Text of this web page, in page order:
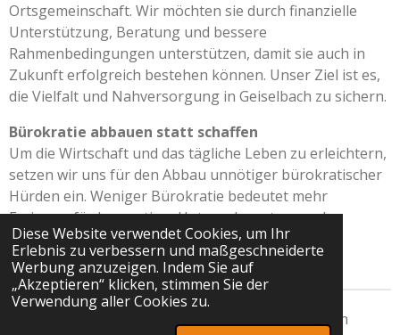
Diese Website verwendet Cookies, um Ihr
Erlebnis zu verbessern und maßgeschneiderte
Werbung anzuzeigen. Indem Sie auf
„Akzeptieren“ klicken, stimmen Sie der
Verwendung aller Cookies zu.
Ortsgemeinschaft. Wir möchten sie durch finanzielle
Unterstützung, Beratung und bessere
Rahmenbedingungen unterstützen, damit sie auch in
Zukunft erfolgreich bestehen können. Unser Ziel ist es,
die Vielfalt und Nahversorgung in Geiselbach zu sichern.
Bürokratie abbauen statt schaffen
Um die Wirtschaft und das tägliche Leben zu erleichtern,
setzen wir uns für den Abbau unnötiger bürokratischer
Hürden ein. Weniger Bürokratie bedeutet mehr
Freiraum für Innovation, Unternehmertum und
bürgerliches Engagement. Wir wollen Prozesse
vereinfachen und effizienter gestalten.
© 2025 - 2026 Freie Wähler Geiselbach-Omersbach